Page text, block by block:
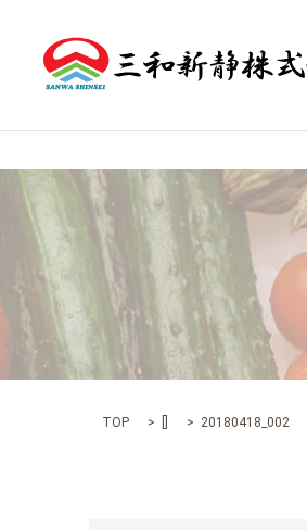
TOP 20180418_002